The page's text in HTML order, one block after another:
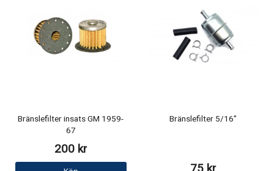
Bränslefilter insats GM 1959-
67
200 kr
Bränslefilter 5/16"